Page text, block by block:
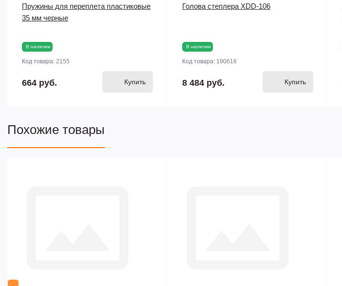
Пружины для переплета пластиковые
35 мм черные
В наличии
Код товара: 2155
664 руб. Купить
Голова степлера XDD-106
В наличии
Код товара: 190616
8 484 руб. Купить
Похожие товары